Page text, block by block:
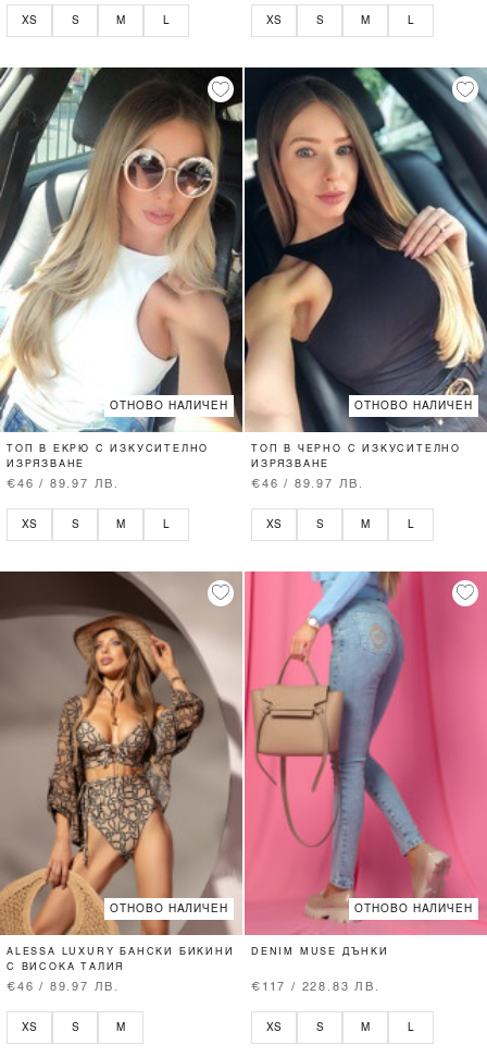
XS S M L XS S M L
ОТНОВО НАЛИЧЕН
ТОП В ЕКРЮ С ИЗКУСИТЕЛНО
ИЗРЯЗВАНЕ
€46 / 89.97 ЛВ.
XS S M
ОТНОВО НАЛИЧЕН
ТОП В ЧЕРНО С ИЗКУСИТЕЛНО
ИЗРЯЗВАНЕ
€46 / 89.97 ЛВ.
XS S M
ОТНОВО НАЛИЧЕН
ALESSA LUXURY БАНСКИ БИКИНИ
С ВИСОКА ТАЛИЯ
€46 / 89.97 ЛВ.
XS S M
ОТНОВО НАЛИЧЕН
DENIM MUSE ДЪНКИ
€117 / 228.83 ЛВ.
XS S M L